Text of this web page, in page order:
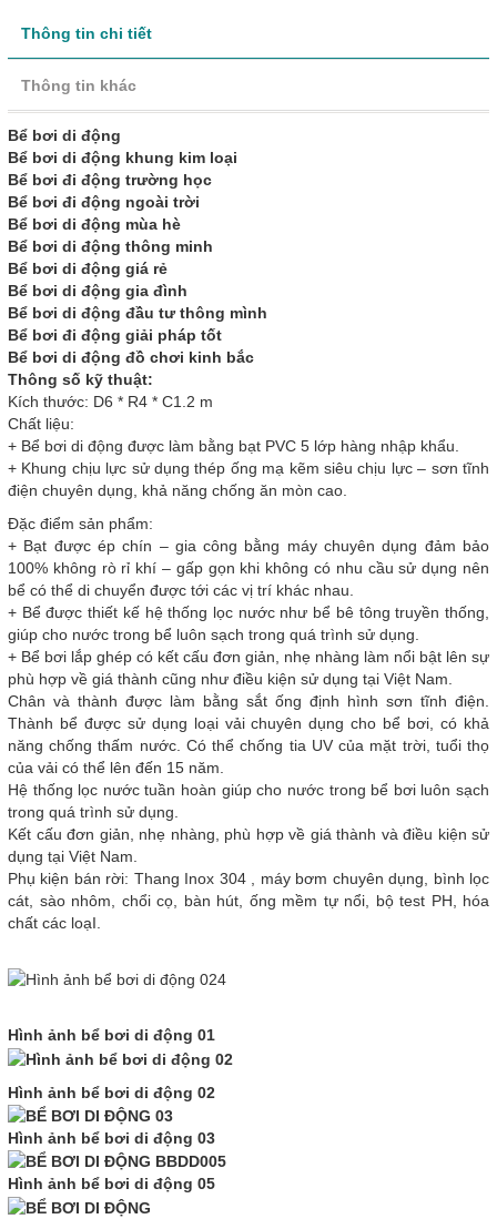
Thông tin chi tiết
Thông tin khác
Bể bơi di động
Bể bơi di động khung kim loại
Bể bơi đi động trường học
Bể bơi đi động ngoài trời
Bể bơi di động mùa hè
Bể bơi di động thông minh
Bể bơi di động giá rẻ
Bể bơi di động gia đình
Bể bơi di động đầu tư thông mình
Bể bơi đi động giải pháp tốt
Bể bơi di động đồ chơi kinh bắc
Thông số kỹ thuật:
Kích thước: D6 * R4 * C1.2 m
Chất liệu:
+ Bể bơi di động được làm bằng bạt PVC 5 lớp hàng nhập khẩu.
+ Khung chịu lực sử dụng thép ống mạ kẽm siêu chịu lực – sơn tĩnh
điện chuyên dụng, khả năng chống ăn mòn cao.
Đặc điểm sản phẩm:
+ Bạt được ép chín – gia công bằng máy chuyên dụng đảm bảo
100% không rò rỉ khí – gấp gọn khi không có nhu cầu sử dụng nên
bể có thể di chuyển được tới các vị trí khác nhau.
+ Bể được thiết kế hệ thống lọc nước như bể bê tông truyền thống,
giúp cho nước trong bể luôn sạch trong quá trình sử dụng.
+ Bể bơi lắp ghép có kết cấu đơn giản, nhẹ nhàng làm nổi bật lên sự
phù hợp về giá thành cũng như điều kiện sử dụng tại Việt Nam.
Chân và thành được làm bằng sắt ống định hình sơn tĩnh điện.
Thành bể được sử dụng loại vải chuyên dụng cho bể bơi, có khả
năng chống thấm nước. Có thể chống tia UV của mặt trời, tuổi thọ
của vải có thể lên đến 15 năm.
Hệ thống lọc nước tuần hoàn giúp cho nước trong bể bơi luôn sạch
trong quá trình sử dụng.
Kết cấu đơn giản, nhẹ nhàng, phù hợp về giá thành và điều kiện sử
dụng tại Việt Nam.
Phụ kiện bán rời: Thang Inox 304 , máy bơm chuyên dụng, bình lọc
cát, sào nhôm, chổi cọ, bàn hút, ống mềm tự nổi, bộ test PH, hóa
chất các loạI.
Hình ảnh bể bơi di động 01
Hình ảnh bể bơi di động 02
Hình ảnh bể bơi di động 03
Hình ảnh bể bơi di động 05